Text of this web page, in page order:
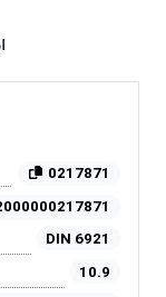
0217871
DIN 6921
10.9